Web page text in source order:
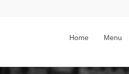
Home Menu